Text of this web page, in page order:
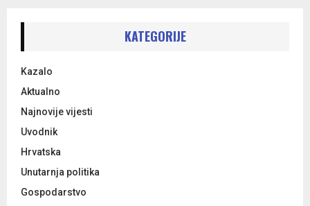
r
:
KATEGORIJE
Kazalo
Aktualno
Najnovije vijesti
Uvodnik
Hrvatska
Unutarnja politika
Gospodarstvo